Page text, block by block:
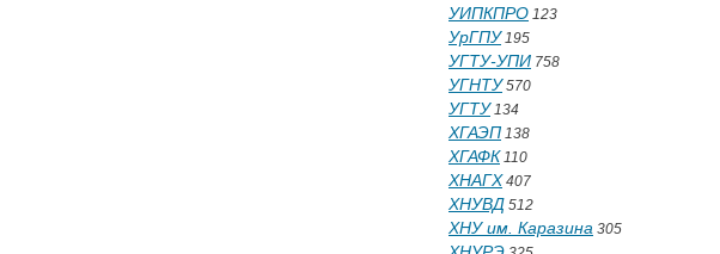
УИПКПРО 123
УрГПУ195
УГТУ-УПИ 758
УГНТУ570
УГТУ134
ХГАЭП 138
ХГАФК 110
ХНАГХ 407
ХНУВД 512
ХНУ им. Каразина 305